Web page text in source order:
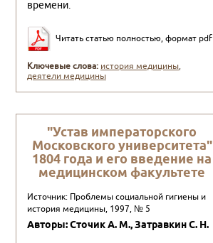
времени.
Читать статью полностью, формат pdf
Ключевые слова: история медицины,
деятели медицины
"Устав императорского
Московского университета"
1804 года и его введение на
медицинском факультете
Источник: Проблемы социальной гигиены и
история медицины, 1997, № 5
Авторы: Сточик А. М., Затpавкин С. Н.